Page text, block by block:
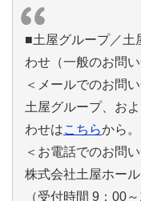
■土屋グループ／土
わせ（一般のお問い
＜メールでのお問
土屋グループ、お
わせはこちらから。
＜お電話でのお問
株式会社土屋ホー
（受付時間 9：00